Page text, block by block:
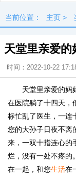
当前位置： 主页 >
天堂里亲爱的
时间：2022-10-22
天堂里亲爱的妈
在医院躺了十四天，
标忙乱了医生，一连
您的大孙子日夜不离
来，一双十指连心的
烂，没有一处不疼的
在一起，和您生活在